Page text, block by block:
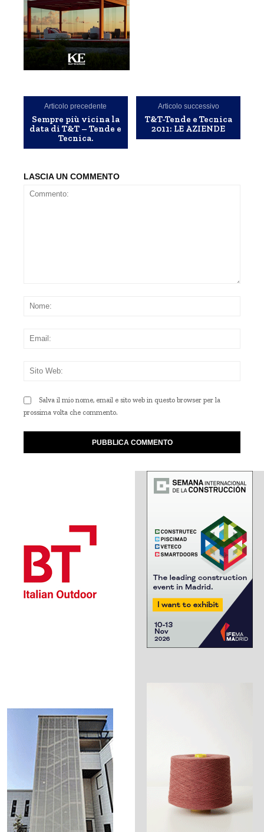
Articolo precedente
Sempre più vicina la
data di T&T – Tende e
Tecnica.
Articolo successivo
T&T-Tende e Tecnica
2011: LE AZIENDE
LASCIA UN COMMENTO
Salva il mio nome, email e sito web in questo browser per la
prossima volta che commento.